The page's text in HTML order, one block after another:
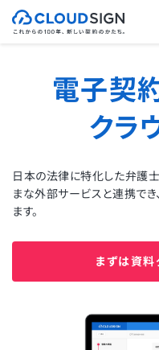
電子契
クラ
日本の法律に特化した弁護
まな外部サービスと連携で
ます。
まずは資料